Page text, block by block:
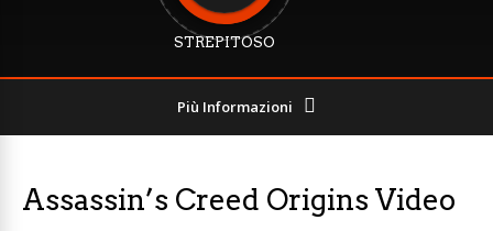
STREPITOSO
Più Informazioni
Assassin’s Creed Origins Video